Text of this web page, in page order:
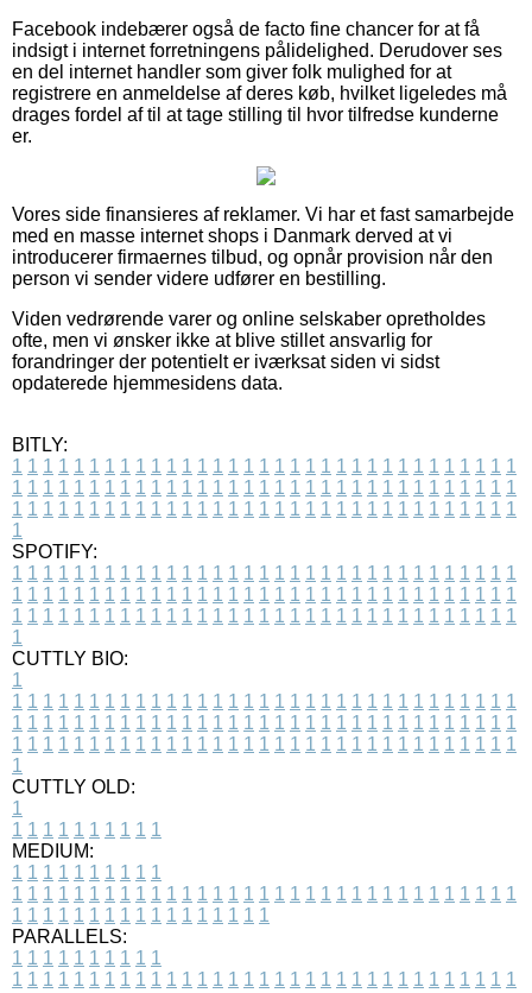
Facebook indebærer også de facto fine chancer for at få
indsigt i internet forretningens pålidelighed. Derudover ses
en del internet handler som giver folk mulighed for at
registrere en anmeldelse af deres køb, hvilket ligeledes må
drages fordel af til at tage stilling til hvor tilfredse kunderne
er.
Vores side finansieres af reklamer. Vi har et fast samarbejde
med en masse internet shops i Danmark derved at vi
introducerer firmaernes tilbud, og opnår provision når den
person vi sender videre udfører en bestilling.
Viden vedrørende varer og online selskaber opretholdes
ofte, men vi ønsker ikke at blive stillet ansvarlig for
forandringer der potentielt er iværksat siden vi sidst
opdaterede hjemmesidens data.
BITLY:
1 1 1 1 1 1 1 1 1 1 1 1 1 1 1 1 1 1 1 1 1 1 1 1 1 1 1 1 1 1 1 1 1
1 1 1 1 1 1 1 1 1 1 1 1 1 1 1 1 1 1 1 1 1 1 1 1 1 1 1 1 1 1 1 1 1
1 1 1 1 1 1 1 1 1 1 1 1 1 1 1 1 1 1 1 1 1 1 1 1 1 1 1 1 1 1 1 1 1
1
SPOTIFY:
1 1 1 1 1 1 1 1 1 1 1 1 1 1 1 1 1 1 1 1 1 1 1 1 1 1 1 1 1 1 1 1 1
1 1 1 1 1 1 1 1 1 1 1 1 1 1 1 1 1 1 1 1 1 1 1 1 1 1 1 1 1 1 1 1 1
1 1 1 1 1 1 1 1 1 1 1 1 1 1 1 1 1 1 1 1 1 1 1 1 1 1 1 1 1 1 1 1 1
1
CUTTLY BIO:
1
1 1 1 1 1 1 1 1 1 1 1 1 1 1 1 1 1 1 1 1 1 1 1 1 1 1 1 1 1 1 1 1 1
1 1 1 1 1 1 1 1 1 1 1 1 1 1 1 1 1 1 1 1 1 1 1 1 1 1 1 1 1 1 1 1 1
1 1 1 1 1 1 1 1 1 1 1 1 1 1 1 1 1 1 1 1 1 1 1 1 1 1 1 1 1 1 1 1 1
1
CUTTLY OLD:
1
1 1 1 1 1 1 1 1 1 1
MEDIUM:
1 1 1 1 1 1 1 1 1 1
1 1 1 1 1 1 1 1 1 1 1 1 1 1 1 1 1 1 1 1 1 1 1 1 1 1 1 1 1 1 1 1 1
1 1 1 1 1 1 1 1 1 1 1 1 1 1 1 1 1
PARALLELS:
1 1 1 1 1 1 1 1 1 1
1 1 1 1 1 1 1 1 1 1 1 1 1 1 1 1 1 1 1 1 1 1 1 1 1 1 1 1 1 1 1 1 1